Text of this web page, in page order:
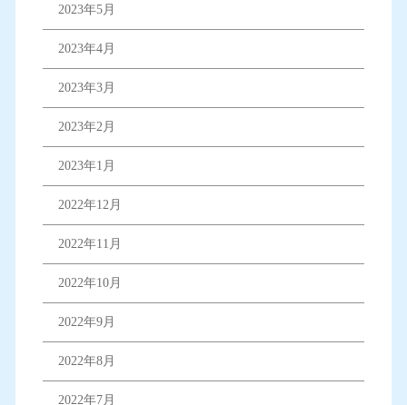
2023年5月
2023年4月
2023年3月
2023年2月
2023年1月
2022年12月
2022年11月
2022年10月
2022年9月
2022年8月
2022年7月